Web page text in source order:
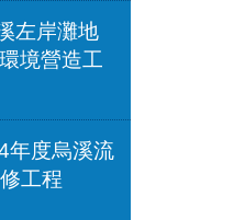
左岸灘地
境營造工
年度烏溪流
工程